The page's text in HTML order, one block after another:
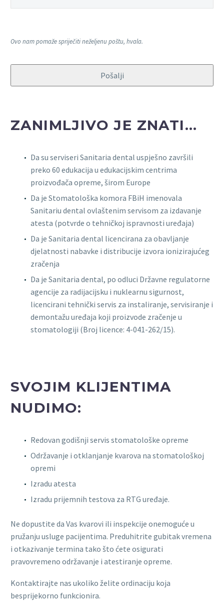
Ovo nam pomaže spriječiti neželjenu poštu, hvala.
Pošalji
should
ZANIMLJIVO JE ZNATI…
Da su serviseri Sanitaria dental uspješno završili
preko 60 edukacija u edukacijskim centrima
proizvođača opreme, širom Europe
Da je Stomatološka komora FBiH imenovala
Sanitariu dental ovlaštenim servisom za izdavanje
atesta (potvrde o tehničkoj ispravnosti uređaja)
Da je Sanitaria dental licencirana za obavljanje
djelatnosti nabavke i distribucije izvora ionizirajućeg
zračenja
Da je Sanitaria dental, po odluci Državne regulatorne
agencije za radijacijsku i nuklearnu sigurnost,
licencirani tehnički servis za instaliranje, servisiranje i
demontažu uređaja koji proizvode zračenje u
stomatologiji (Broj licence: 4-041-262/15).
SVOJIM KLIJENTIMA
NUDIMO:
Redovan godišnji servis stomatološke opreme
Održavanje i otklanjanje kvarova na stomatološkoj
opremi
Izradu atesta
Izradu prijemnih testova za RTG uređaje.
Ne dopustite da Vas kvarovi ili inspekcije onemoguće u
pružanju usluge pacijentima. Preduhitrite gubitak vremena
i otkazivanje termina tako što ćete osigurati
pravovremeno održavanje i atestiranje opreme.
Kontaktirajte nas ukoliko želite ordinaciju koja
besprijekorno funkcionira.